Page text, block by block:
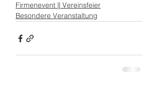
Firmenevent || Vereinsfeier
Besondere Veranstaltung